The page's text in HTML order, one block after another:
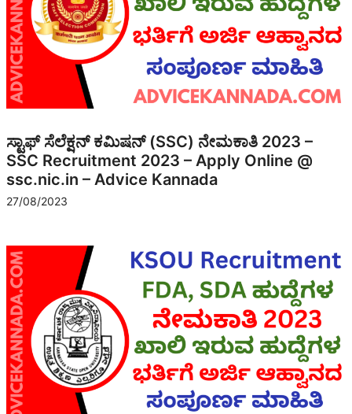
ಸ್ಟಾಫ್ ಸೆಲೆಕ್ಷನ್ ಕಮಿಷನ್ (SSC) ನೇಮಕಾತಿ 2023 –
SSC Recruitment 2023 – Apply Online @
ssc.nic.in – Advice Kannada
27/08/2023